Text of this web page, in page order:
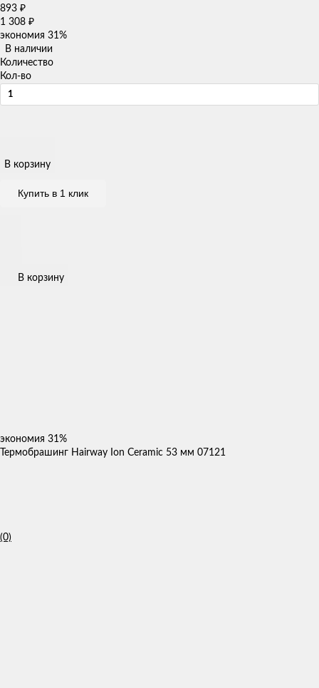
893 ₽
1 308 ₽
экономия 31%
В наличии
Количество
Кол-во
В корзину
Купить в 1 клик
В корзину
экономия 31%
Термобрашинг Hairway Ion Ceramic 53 мм 07121
(0)